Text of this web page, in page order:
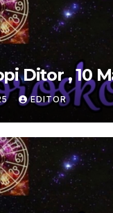
Ditor , 10
EDITOR